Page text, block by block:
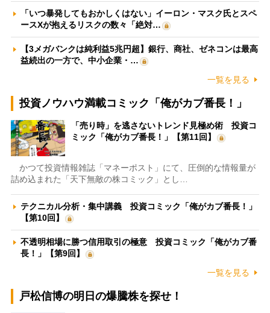
「いつ暴発してもおかしくはない」イーロン・マスク氏とスペ
ースXが抱えるリスクの数々「絶対…
【3メガバンクは純利益5兆円超】銀行、商社、ゼネコンは最高
益続出の一方で、中小企業・…
一覧を見る
投資ノウハウ満載コミック「俺がカブ番長！」
「売り時」を逃さないトレンド見極め術 投資コ
ミック「俺がカブ番長！」【第11回】
かつて投資情報雑誌「マネーポスト」にて、圧倒的な情報量が
詰め込まれた「天下無敵の株コミック」とし…
テクニカル分析・集中講義 投資コミック「俺がカブ番長！」
【第10回】
不透明相場に勝つ信用取引の極意 投資コミック「俺がカブ番
長！」【第9回】
一覧を見る
戸松信博の明日の爆騰株を探せ！